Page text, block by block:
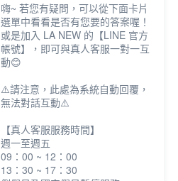
嗨~ 若您有疑問，可以從下面卡片
選單中看看是否有您要的答案喔！
或是加入 LA NEW 的【LINE 官方
帳號】，即可與真人客服一對一互
動😊
⚠️請注意，此處為系統自動回覆，
無法對話互動⚠️
【真人客服服務時間】
週一至週五
09：00 ~ 12：00
13：30 ~ 17：30